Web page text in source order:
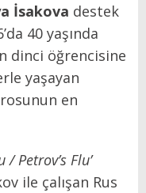
İsakova destek
40 yaşında
dinci öğrencisine
yaşayan
en
Petrov’s Flu’
ile çalışan Rus